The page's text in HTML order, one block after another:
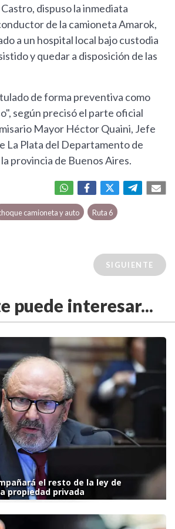
dispuso la inmediata
de la camioneta Amarok,
a un hospital local bajo custodia
y quedar a disposición de las
de forma preventiva como
según precisó el parte oficial
Mayor Héctor Quaini, Jefe
La Plata del Departamento de
provincia de Buenos Aires.
camioneta y auto Ruta 6
SIGUIENTE
puede interesar...
el resto de la ley de
propiedad privada